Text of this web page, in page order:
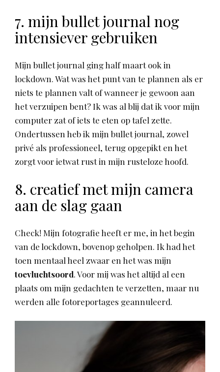
7. mijn bullet journal nog
intensiever gebruiken
Mijn bullet journal ging half maart ook in
lockdown. Wat was het punt van te plannen als er
niets te plannen valt of wanneer je gewoon aan
het verzuipen bent? Ik was al blij dat ik voor mijn
computer zat of iets te eten op tafel zette.
Ondertussen heb ik mijn bullet journal, zowel
privé als professioneel, terug opgepikt en het
zorgt voor ietwat rust in mijn rusteloze hoofd.
8. creatief met mijn camera
aan de slag gaan
Check! Mijn fotografie heeft er me, in het begin
van de lockdown, bovenop geholpen. Ik had het
toen mentaal heel zwaar en het was mijn
toevluchtsoord. Voor mij was het altijd al een
plaats om mijn gedachten te verzetten, maar nu
werden alle fotoreportages geannuleerd.